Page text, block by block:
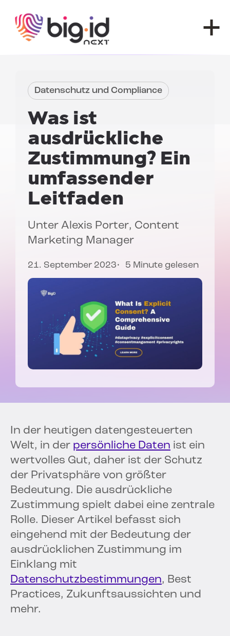
Datenschutz und Compliance
Was ist
ausdrückliche
Zustimmung?Ein
umfassender
Leitfaden
Unter Alexis Porter, Content
Marketing Manager
21. September 2023 5 Minute gelesen
In der heutigen datengesteuerten
Welt, in der persönliche Daten ist ein
wertvolles Gut, daher ist der Schutz
der Privatsphäre von größter
Bedeutung. Die ausdrückliche
Zustimmung spielt dabei eine zentrale
Rolle. Dieser Artikel befasst sich
eingehend mit der Bedeutung der
ausdrücklichen Zustimmung im
Einklang mit
Datenschutzbestimmungen, Best
Practices, Zukunftsaussichten und
mehr.